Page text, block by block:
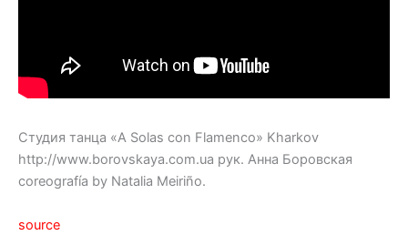
Студия танца «A Solas сon Flamenco» Kharkov
http://www.borovskaya.com.ua рук. Анна Боровская
coreografía by Natalia Meiriño.
source